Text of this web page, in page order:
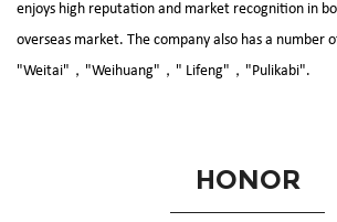
enjoys high reputation and market recognition in
overseas market. The company also has a number
"Weitai"，"Weihuang"，" Lifeng"，"Pulikabi".
HONOR